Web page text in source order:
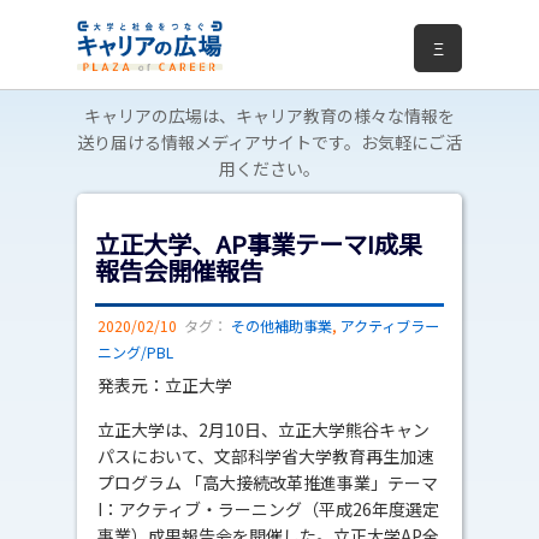
Ξ
キャリアの広場は、キャリア教育の様々な情報を
送り届ける情報メディアサイトです。お気軽にご活
用ください。
立正大学、AP事業テーマI成果
報告会開催報告
2020/02/10 タグ： その他補助事業, アクティブラー
ニング/PBL
発表元：立正大学
立正大学は、2月10日、立正大学熊谷キャン
パスにおいて、文部科学省大学教育再生加速
プログラム 「高大接続改革推進事業」テーマ
I：アクティブ・ラーニング（平成26年度選定